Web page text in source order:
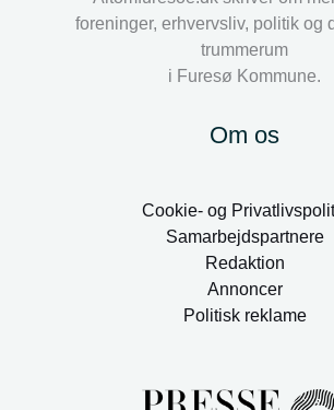
foreninger, erhvervsliv, politik og
trummerum
i Furesø Kommune.
Om os
Cookie- og
Samarbejdspartnere
Redaktion
Annoncer
Politisk reklame